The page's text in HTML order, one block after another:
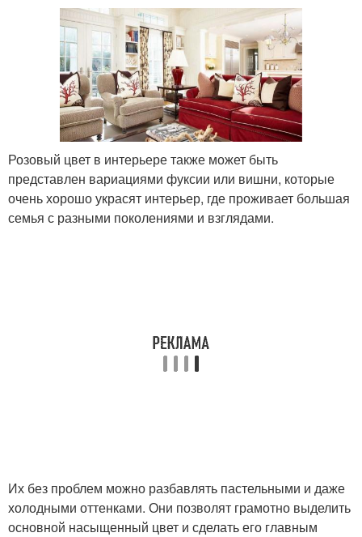
Розовый цвет в интерьере также может быть
представлен вариациями фуксии или вишни, которые
очень хорошо украсят интерьер, где проживает большая
семья с разными поколениями и взглядами.
Их без проблем можно разбавлять пастельными и даже
холодными оттенками. Они позволят грамотно выделить
основной насыщенный цвет и сделать его главным